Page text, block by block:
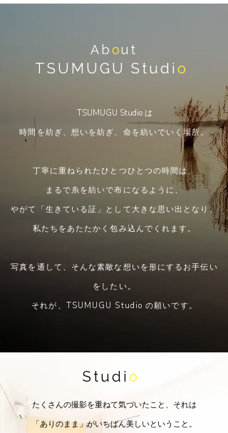
Ab out
TSUMUGU Studi o
TSUMUGU Studio は
時間を紡ぎ、想いを紡ぎ、命を紡いでいく場所。
丁寧に重ねられたひとつひとつの時間は、
まるで糸を紡いで布になるように、
やがて「生きている証」として大きな思い出となり、
私たちをあたたかく包み込んでくれます。
写真を通して、そんな素敵な想いを形にするお手伝い
をしたい。
それが、TSUMUGU Studio の願いです。
Studio
たくさんの撮影を重ねて気づいたこと、それは
「ありのまま」がいちばん美しいということ。